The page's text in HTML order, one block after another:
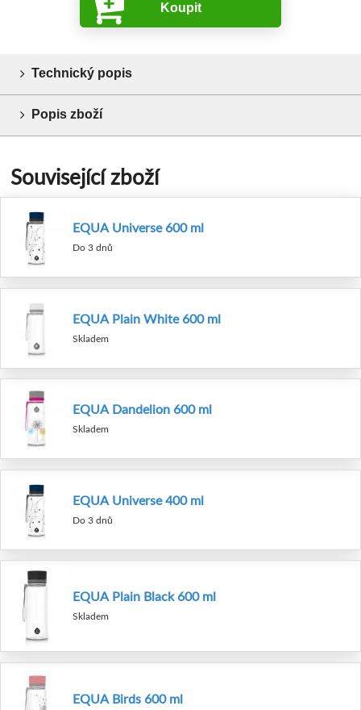
Koupit
Technický popis
Popis zboží
Související zboží
EQUA Universe 600 ml
Do 3 dnů
EQUA Plain White 600 ml
Skladem
EQUA Dandelion 600 ml
Skladem
EQUA Universe 400 ml
Do 3 dnů
EQUA Plain Black 600 ml
Skladem
EQUA Birds 600 ml